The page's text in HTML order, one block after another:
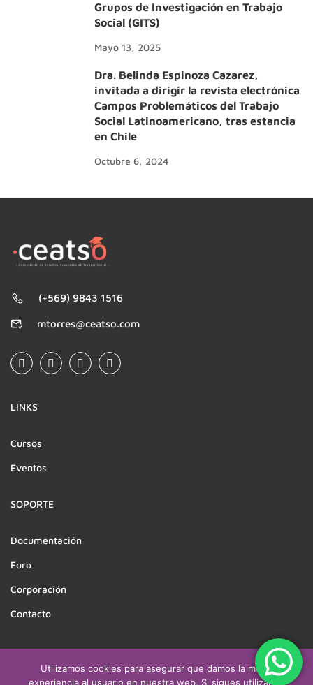
Grupos de Investigación en Trabajo
Social (GITS)
Mayo 13, 2025
Dra. Belinda Espinoza Cazarez,
invitada a dirigir la revista electrónica
Campos Problemáticos del Trabajo
Social Latinoamericano, tras estancia
en Chile
Octubre 6, 2024
(+569) 9843 1516
mtorres@ceatso.com
LINKS
Cursos
Eventos
SOPORTE
Documentación
Foro
Corporación
Contacto
Derechos reservados a CEATSO | Desarrollado por
Utilizamos cookies para asegurar que damos la mejor
experiencia al usuario en nuestra web. Si sigues utilizando